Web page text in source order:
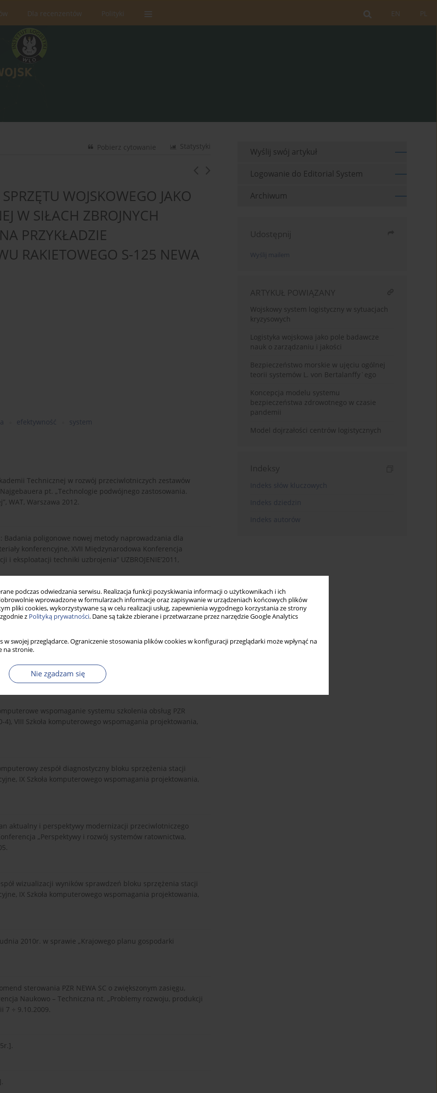
podczas odwiedzania serwisu. Realizacja funkcji pozyskiwania informacji o użytkownikach i ich
wprowadzone w formularzach informacje oraz zapisywanie w urządzeniach końcowych plików
pliki cookies, wykorzystywane są w celu realizacji usług, zapewnienia wygodnego korzystania ze strony
z Polityką prywatności. Dane są także zbierane i przetwarzane przez narzędzie Google Analytics
w swojej przeglądarce. Ograniczenie stosowania plików cookies w konfiguracji przeglądarki może wpłynąć na
na stronie.
Nie zgadzam się
PL
EN
Dla recenzentów Polityki
Statystyki
Pobierz cytowanie
WOJSKOWEGO JAKO
W SIŁACH ZBROJNYCH
PRZYKŁADZIE
RAKIETOWEGO S-125 NEWA
efektywność system
Technicznej w rozwój przeciwlotniczych zestawów
pt. „Technologie podwójnego zastosowania.
WAT, Warszawa 2012.
Badania poligonowe nowej metody naprowadzania dla
konferencyjne, XVII Międzynarodowa Konferencja
eksploatacji techniki uzbrojenia” UZBROJENIE’2011,
układu ADCzM stacji SNR-125SC, Zeszyty Naukowe
2008.
częstotliwości pracy nadajnika stacji naprowadzania
i inni, nt. „Naukowe aspekty techniki uzbrojenia i
wspomaganie systemu szkolenia obsług PZR
4), VIII Szkoła komputerowego wspomagania projektowania,
zespół diagnostyczny bloku sprzężenia stacji
IX Szkoła komputerowego wspomagania projektowania,
aktualny i perspektywy modernizacji przeciwlotniczego
„Perspektywy i rozwój systemów ratownictwa,
wizualizacji wyników sprawdzeń bloku sprzężenia stacji
IX Szkoła komputerowego wspomagania projektowania,
2010r. w sprawie „Krajowego planu gospodarki
sterowania PZR NEWA SC o zwiększonym zasięgu,
Naukowo – Techniczna nt. „Problemy rozwoju, produkcji
7 ÷ 9.10.2009.
Wyślij swój artykuł
Logowanie do Editorial System
Archiwum
Udostępnij
Wyślij mailem
ARTYKUŁ POWIĄZANY
Wojskowy system logistyczny w sytuacjach
kryzysowych
Logistyka wojskowa jako pole badawcze
nauk o zarządzaniu i jakości
Bezpieczeństwo morskie w ujęciu ogólnej
teorii systemów L. von Bertalanffy`ego
Koncepcja modelu systemu
bezpieczeństwa zdrowotnego w czasie
pandemii
Model dojrzałości centrów logistycznych
Indeksy
Indeks słów kluczowych
Indeks dziedzin
Indeks autorów